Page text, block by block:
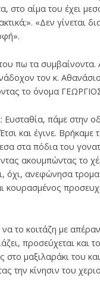
στο αίμα του έχει
«Δεν γίνεται
πω τα συμβαίνοντα.
τον κ.
το όνομα
Ευσταθία, πάμε στην
και έγινε. Βρήκαμε
στα πόδια του
ακουμπώντας το
όχι, ανεφώνησα
κουρασμένος
το κοιτάζη με
προσεύχεται και το
στο μαξιλαράκι του
την κίνησιν του